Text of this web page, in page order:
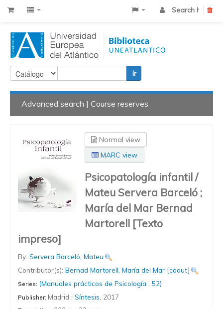
Search history
Ir
Advanced search Course reserves
Normal view
MARC view
Psicopatología infantil /
Mateu Servera Barceló ;
María del Mar Bernad
Martorell [Texto
impreso]
By: Servera Barceló, Mateu
Contributor(s): Bernad Martorell, María del Mar [coaut]
Series: (Manuales prácticos de Psicología ; 52)
Publisher: Madrid : Síntesis, 2017